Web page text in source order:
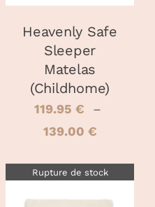
PEUVENT
ÊTRE
CHOISIES
SUR
LA
PAGE
DU
PRODUIT
Heavenly Safe
Sleeper
Matelas
(Childhome)
119.95 €
–
139.00 €Plage
prix :
119.95 €
Rupture de stock